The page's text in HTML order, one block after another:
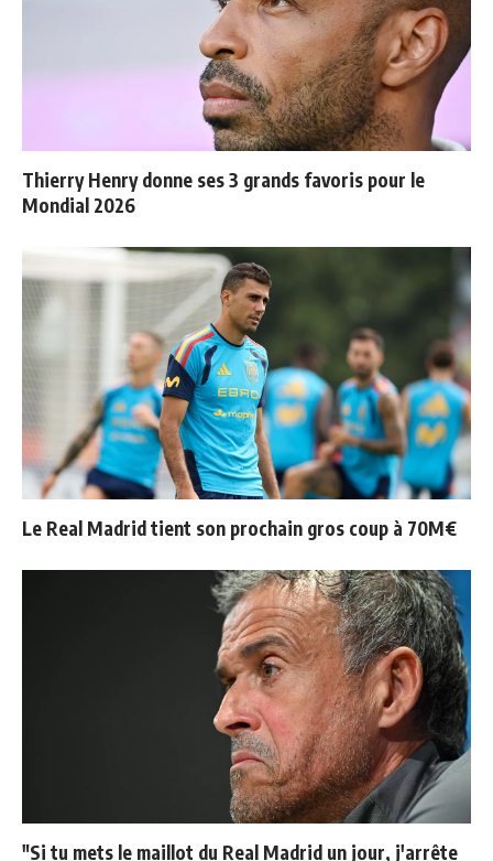
Thierry Henry donne ses 3 grands favoris pour le
Mondial 2026
Le Real Madrid tient son prochain gros coup à 70M€
"Si tu mets le maillot du Real Madrid un jour, j'arrête